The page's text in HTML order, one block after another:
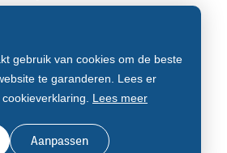
gebruik van cookies om de beste
te garanderen. Lees er
Lees meer
Aanpassen
onderwijs
onderwijs
ouder- en jeugdsteunpunt